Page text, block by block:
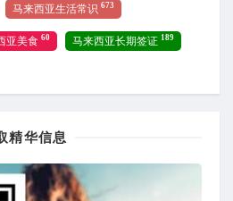
马来西亚生活常识 673
亚美食 60 马来西亚长期签证 189
精华信息